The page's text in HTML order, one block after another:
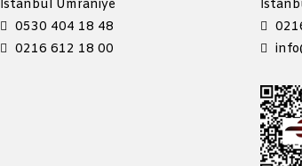
İstanbul Ümraniye
0530 404 18 48
0216 612 18 00